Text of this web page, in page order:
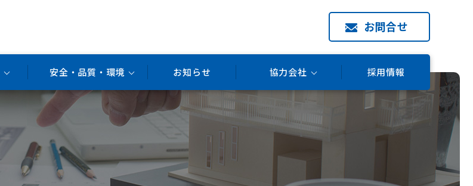
お問合せ
安全・品質・環境 お知らせ 協力会社 採用情報